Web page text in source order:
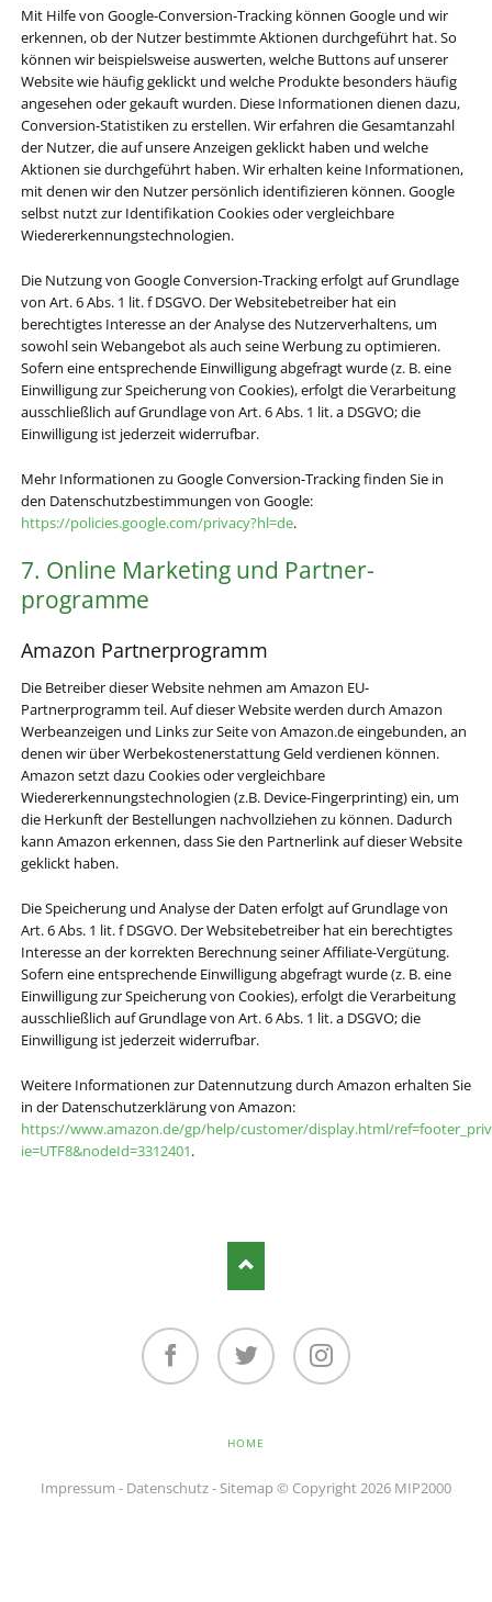
Mit Hilfe von Google-Conversion-Tracking können Google und wir
erkennen, ob der Nutzer bestimmte Aktionen durchgeführt hat. So
können wir beispielsweise auswerten, welche Buttons auf unserer
Website wie häufig geklickt und welche Produkte besonders häufig
angesehen oder gekauft wurden. Diese Informationen dienen dazu,
Conversion-Statistiken zu erstellen. Wir erfahren die Gesamtanzahl
der Nutzer, die auf unsere Anzeigen geklickt haben und welche
Aktionen sie durchgeführt haben. Wir erhalten keine Informationen,
mit denen wir den Nutzer persönlich identifizieren können. Google
selbst nutzt zur Identifikation Cookies oder vergleichbare
Wiedererkennungstechnologien.
Die Nutzung von Google Conversion-Tracking erfolgt auf Grundlage
von Art. 6 Abs. 1 lit. f DSGVO. Der Websitebetreiber hat ein
berechtigtes Interesse an der Analyse des Nutzerverhaltens, um
sowohl sein Webangebot als auch seine Werbung zu optimieren.
Sofern eine entsprechende Einwilligung abgefragt wurde (z. B. eine
Einwilligung zur Speicherung von Cookies), erfolgt die Verarbeitung
ausschließlich auf Grundlage von Art. 6 Abs. 1 lit. a DSGVO; die
Einwilligung ist jederzeit widerrufbar.
Mehr Informationen zu Google Conversion-Tracking finden Sie in
den Datenschutzbestimmungen von Google:
https://policies.google.com/privacy?hl=de.
7. Online Marketing und Partner­
programme
Amazon Partner­programm
Die Betreiber dieser Website nehmen am Amazon EU-
Partnerprogramm teil. Auf dieser Website werden durch Amazon
Werbeanzeigen und Links zur Seite von Amazon.de eingebunden, an
denen wir über Werbekostenerstattung Geld verdienen können.
Amazon setzt dazu Cookies oder vergleichbare
Wiedererkennungstechnologien (z.B. Device-Fingerprinting) ein, um
die Herkunft der Bestellungen nachvollziehen zu können. Dadurch
kann Amazon erkennen, dass Sie den Partnerlink auf dieser Website
geklickt haben.
Die Speicherung und Analyse der Daten erfolgt auf Grundlage von
Art. 6 Abs. 1 lit. f DSGVO. Der Websitebetreiber hat ein berechtigtes
Interesse an der korrekten Berechnung seiner Affiliate-Vergütung.
Sofern eine entsprechende Einwilligung abgefragt wurde (z. B. eine
Einwilligung zur Speicherung von Cookies), erfolgt die Verarbeitung
ausschließlich auf Grundlage von Art. 6 Abs. 1 lit. a DSGVO; die
Einwilligung ist jederzeit widerrufbar.
Weitere Informationen zur Datennutzung durch Amazon erhalten Sie
in der Datenschutzerklärung von Amazon:
https://www.amazon.de/gp/help/customer/display.html/
ie=UTF8&nodeId=3312401.
NAVIGATION
HOME
Impressum - Datenschutz- Sitemap © Copyright 2026 MIP2000